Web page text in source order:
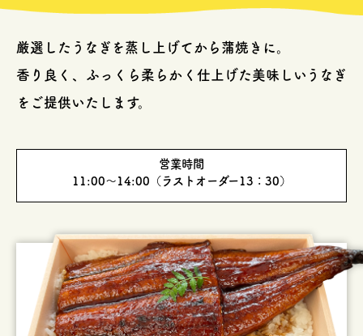
厳選したうなぎを蒸し上げてから蒲焼きに。
香り良く、ふっくら柔らかく仕上げた美味しいうなぎ
をご提供いたします。
営業時間
11:00～14:00（ラストオーダー13：30）